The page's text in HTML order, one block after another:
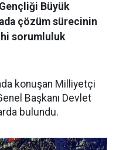
Büyük
çözüm sürecinin
sorumluluk
konuşan Milliyetçi
Başkanı Devlet
bulundu.